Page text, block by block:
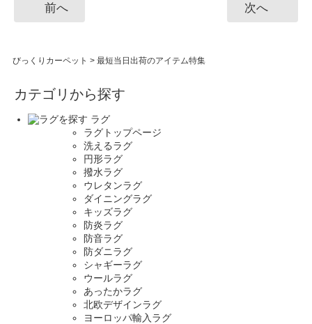
前へ 次へ
びっくりカーペット > 最短当日出荷のアイテム特集
カテゴリから探す
ラグ
ラグトップページ
洗えるラグ
円形ラグ
撥水ラグ
ウレタンラグ
ダイニングラグ
キッズラグ
防炎ラグ
防音ラグ
防ダニラグ
シャギーラグ
ウールラグ
あったかラグ
北欧デザインラグ
ヨーロッパ輸入ラグ